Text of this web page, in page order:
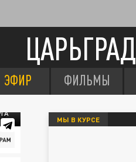
ЦАРЬГРАД
ЭФИР ФИЛЬМЫ
МЫ В КУРСЕ